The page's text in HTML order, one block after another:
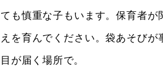
ても慎重な子もいます。保育者
えを育んでください。袋あそび
目が届く場所で。